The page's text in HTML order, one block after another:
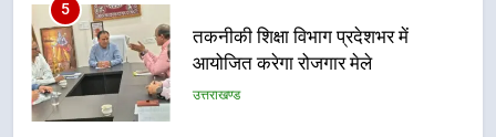
उत्तराखण्ड
6